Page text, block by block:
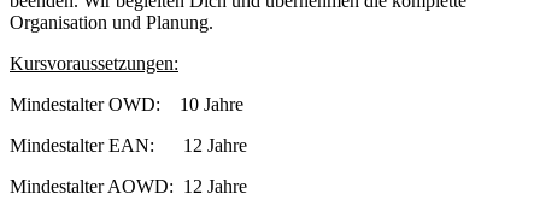
Organisation und Planung.
Kursvoraussetzungen:
Mindestalter OWD: 10 Jahre
Mindestalter EAN: 12 Jahre
Mindestalter AOWD: 12 Jahre